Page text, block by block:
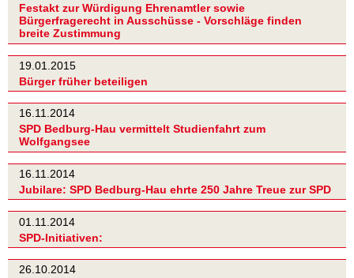
Festakt zur Würdigung Ehrenamtler sowie
Bürgerfragerecht in Ausschüsse - Vorschläge finden
breite Zustimmung
19.01.2015
Bürger früher beteiligen
16.11.2014
SPD Bedburg-Hau vermittelt Studienfahrt zum
Wolfgangsee
16.11.2014
Jubilare: SPD Bedburg-Hau ehrte 250 Jahre Treue zur SPD
01.11.2014
SPD-Initiativen:
26.10.2014